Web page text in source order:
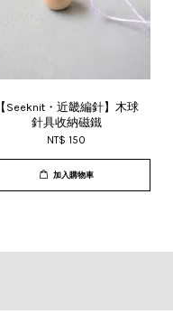
【Seeknit・近畿編針】木球
針具收納磁鐵
NT$ 150
加入購物車